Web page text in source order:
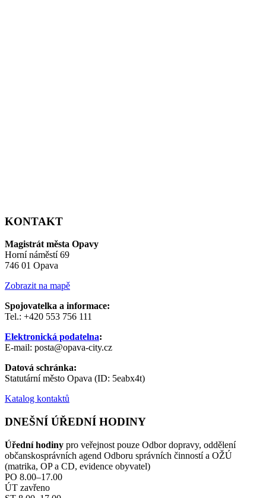
KONTAKT
Magistrát města Opavy
Horní náměstí 69
746 01 Opava
Zobrazit na mapě
Spojovatelka a informace:
Tel.: +420 553 756 111
Elektronická podatelna:
E-mail: posta@opava-city.cz
Datová schránka:
Statutární město Opava (ID: 5eabx4t)
Katalog kontaktů
DNEŠNÍ ÚŘEDNÍ HODINY
Úřední hodiny pro veřejnost pouze Odbor dopravy, oddělení
občanskosprávních agend Odboru správních činností a OŽÚ
(matrika, OP a CD, evidence obyvatel)
PO 8.00–17.00
ÚT zavřeno